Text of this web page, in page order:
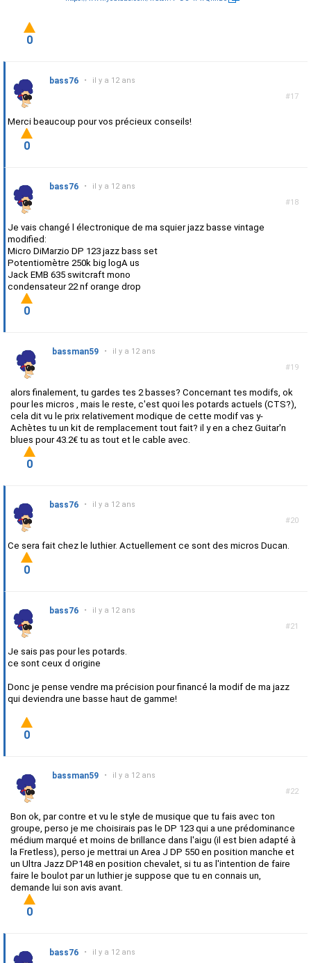
0
#17
bass76 • il y a 12 ans
Merci beaucoup pour vos précieux conseils!
0
#18
bass76 • il y a 12 ans
Je vais changé l électronique de ma squier jazz basse vintage
modified:
Micro DiMarzio DP 123 jazz bass set
Potentiomètre 250k big logA us
Jack EMB 635 switcraft mono
condensateur 22 nf orange drop
0
#19
bassman59 • il y a 12 ans
alors finalement, tu gardes tes 2 basses? Concernant tes modifs, ok
pour les micros , mais le reste, c'est quoi les potards actuels (CTS?),
cela dit vu le prix relativement modique de cette modif vas y-
Achètes tu un kit de remplacement tout fait? il y en a chez Guitar'n
blues pour 43.2€ tu as tout et le cable avec.
0
#20
bass76 • il y a 12 ans
Ce sera fait chez le luthier. Actuellement ce sont des micros Ducan.
0
#21
bass76 • il y a 12 ans
Je sais pas pour les potards.
ce sont ceux d origine
Donc je pense vendre ma précision pour financé la modif de ma jazz
qui deviendra une basse haut de gamme!
0
#22
bassman59 • il y a 12 ans
Bon ok, par contre et vu le style de musique que tu fais avec ton
groupe, perso je me choisirais pas le DP 123 qui a une prédominance
médium marqué et moins de brillance dans l'aigu (il est bien adapté à
la Fretless), perso je mettrai un Area J DP 550 en position manche et
un Ultra Jazz DP148 en position chevalet, si tu as l'intention de faire
faire le boulot par un luthier je suppose que tu en connais un,
demande lui son avis avant.
0
bass76 • il y a 12 ans